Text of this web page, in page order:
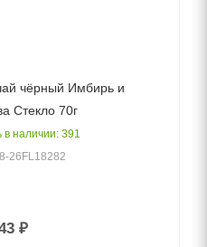
чёрный Имбирь и
Стекло 70г
в наличии: 391
26FL18282
₽